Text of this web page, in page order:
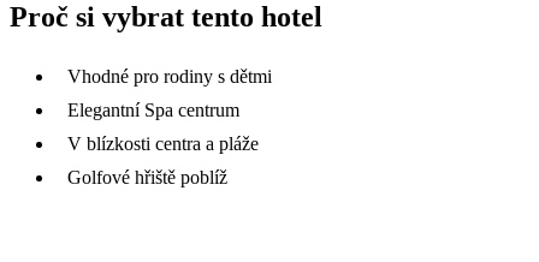
44 390
Proč si vybrat tento hotel
Vhodné pro rodiny s dětmi
Elegantní Spa centrum
V blízkosti centra a pláže
Golfové hřiště poblíž